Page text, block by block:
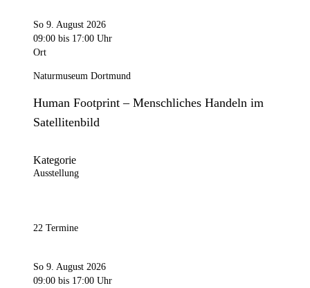
So 9. August 2026
09:00 bis 17:00 Uhr
Ort
Naturmuseum Dortmund
Human Footprint – Menschliches Handeln im
Satellitenbild
Kategorie
Ausstellung
22 Termine
So 9. August 2026
09:00 bis 17:00 Uhr